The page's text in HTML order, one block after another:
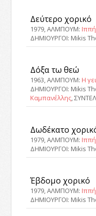
Δεύτερο χορικό
1979, ΑΛΜΠΟΥΜ:
ΔΗΜΙΟΥΡΓΟΙ: Mikis
Δόξα τω θεώ
1963, ΑΛΜΠΟΥΜ: Η
ΔΗΜΙΟΥΡΓΟΙ: Mikis
Καμπανέλλης,
Δωδέκατο
1979, ΑΛΜΠΟΥΜ:
ΔΗΜΙΟΥΡΓΟΙ: Mikis
Έβδομο χορικό
1979, ΑΛΜΠΟΥΜ:
ΔΗΜΙΟΥΡΓΟΙ: Mikis